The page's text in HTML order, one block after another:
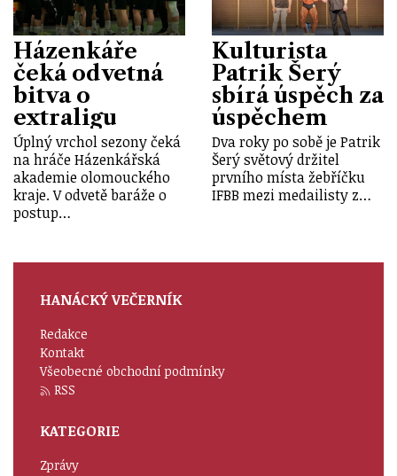
Házenkáře
čeká odvetná
bitva o
extraligu
Úplný vrchol sezony čeká
na hráče Házenkářská
akademie olomouckého
kraje. V odvetě baráže o
postup…
Kulturista
Patrik Šerý
sbírá úspěch za
úspěchem
Dva roky po sobě je Patrik
Šerý světový držitel
prvního místa žebříčku
IFBB mezi medailisty z…
HANÁCKÝ VEČERNÍK
Redakce
Kontakt
Všeobecné obchodní podmínky
RSS
KATEGORIE
Zprávy